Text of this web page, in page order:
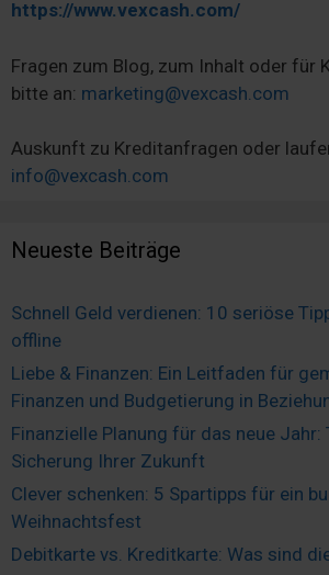
https://www.vexcash.com/
Fragen zum Blog, zum Inhalt oder für
bitte an: marketing@vexcash.com
Auskunft zu Kreditanfragen oder
info@vexcash.com
Neueste Beiträge
Schnell Geld verdienen: 10 seriöse
offline
Liebe & Finanzen: Ein Leitfaden für
Finanzen und Budgetierung in
Finanzielle Planung für das neue Jahr:
Sicherung Ihrer Zukunft
Clever schenken: 5 Spartipps für ein
Weihnachtsfest
Debitkarte vs. Kreditkarte: Was sind